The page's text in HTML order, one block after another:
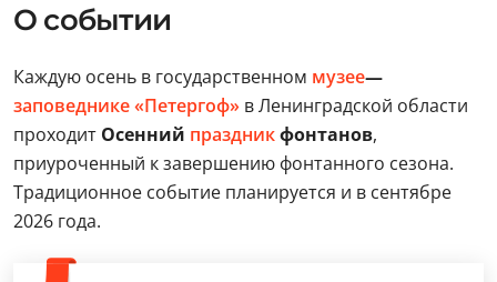
О событии
Каждую осень в государственном музее—
заповеднике «Петергоф» в Ленинградской области
проходит Осенний праздникфонтанов,
приуроченный к завершению фонтанного сезона.
Традиционное событие планируется и в сентябре
2026 года.